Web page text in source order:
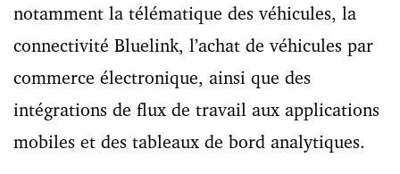
notamment la télématique des véhicules, la
connectivité Bluelink, l’achat de véhicules par
commerce électronique, ainsi que des
intégrations de flux de travail aux applications
mobiles et des tableaux de bord analytiques.